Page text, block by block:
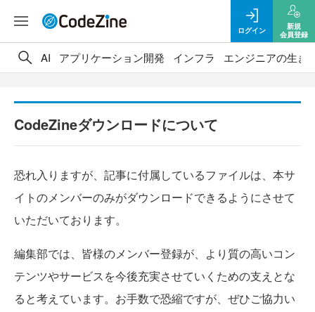
ログイン
新規
会員登録
AI アプリケーション開発 インフラ エンジニアの生き
CodeZineダウンロードについて
恐れ入りますが、記事に付属しているファイルは、本サ
イトのメンバーのみがダウンロードできるようにさせて
いただいております。
編集部では、皆様のメンバー登録が、より質の高いコン
テンツやサービスを今後充実させていくための支えとな
ると考えています。お手数で恐縮ですが、ぜひご協力い